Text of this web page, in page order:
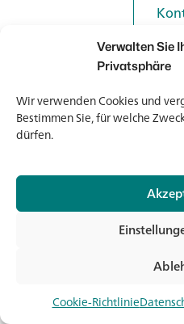
Verwalten Sie
Privatsphäre
Wir verwenden Cookies und
Bestimmen Sie, für welche
dürfen.
Cookie-Richtlinie
© 2026